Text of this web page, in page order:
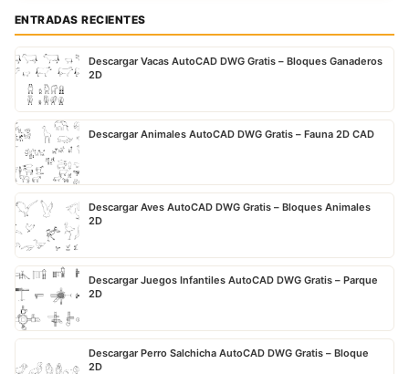
ENTRADAS RECIENTES
Descargar Vacas AutoCAD DWG Gratis – Bloques Ganaderos
2D
Descargar Animales AutoCAD DWG Gratis – Fauna 2D CAD
Descargar Aves AutoCAD DWG Gratis – Bloques Animales
2D
Descargar Juegos Infantiles AutoCAD DWG Gratis – Parque
2D
Descargar Perro Salchicha AutoCAD DWG Gratis – Bloque
2D